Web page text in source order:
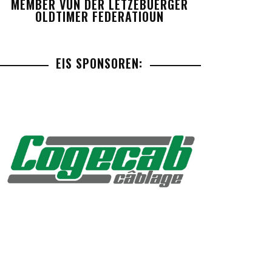
MEMBER VUN DER LETZEBUERGER
OLDTIMER FEDERATIOUN
EIS SPONSOREN: